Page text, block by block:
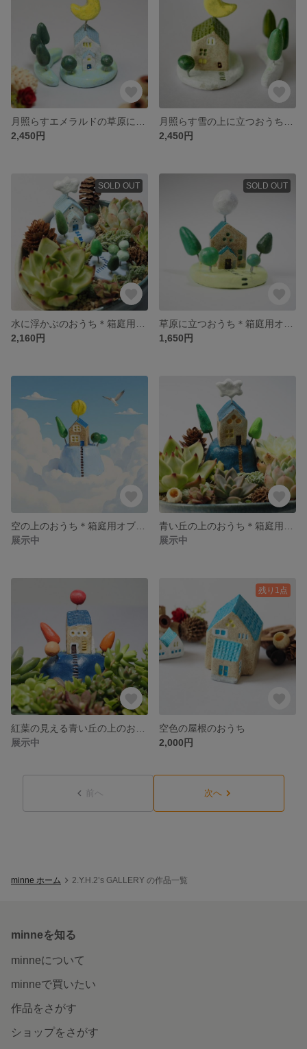
2,450円
2,450円
SOLD OUT
2,160円
SOLD OUT
1,650円
展示中
展示中
展示中
残り1点
空色の屋根のおうち
2,000円
前へ 次へ
minne ホーム 2.Y.H.2’s GALLERY の作品一覧
minneを知る
minneについて
minneで買いたい
作品をさがす
ショップをさがす